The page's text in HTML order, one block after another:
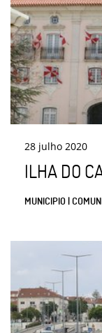
28 julho 2020
ILHA DO
MUNICIPIO |